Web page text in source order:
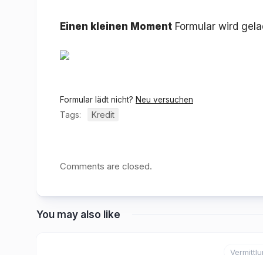
Einen kleinen Moment Formular wird
Formular lädt nicht? Neu versuchen
Tags: Kredit
Comments are closed.
You may also like